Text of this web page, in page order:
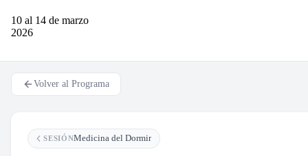
10 al 14 de marzo
2026
Volver al Programa
SESIÓNMedicina del Dormir